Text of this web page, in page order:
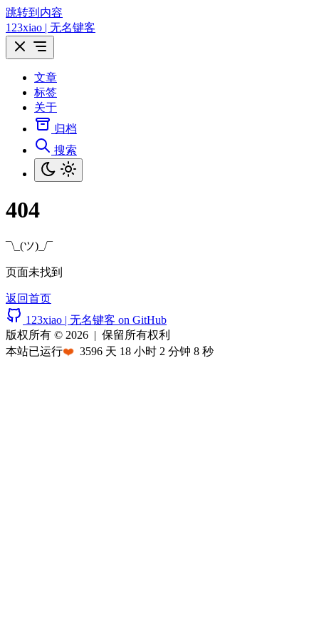
跳转到内容
123xiao | 无名键客
文章
标签
关于
归档
搜索
404
¯\_(ツ)_/¯
页面未找到
返回首页
123xiao | 无名键客 on GitHub
版权所有 © 2026 | 保留所有权利
本站已运行❤️ 3596 天 18 小时 2 分钟 8 秒